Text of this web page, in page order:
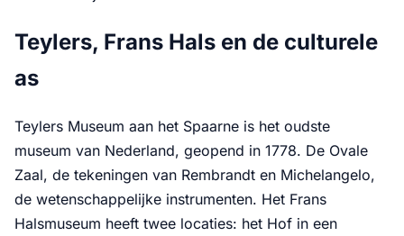
Teylers, Frans Hals en de culturele
as
Teylers Museum aan het Spaarne is het oudste
museum van Nederland, geopend in 1778. De Ovale
Zaal, de tekeningen van Rembrandt en Michelangelo,
de wetenschappelijke instrumenten. Het Frans
Halsmuseum heeft twee locaties: het Hof in een